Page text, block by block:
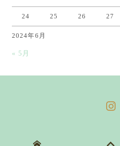
2024年6月
24 25 26 27
« 5月